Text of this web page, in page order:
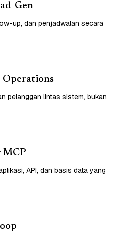
Gen
up, dan penjadwalan secara
Operations
pelanggan lintas sistem, bukan
MCP
API, dan basis data yang